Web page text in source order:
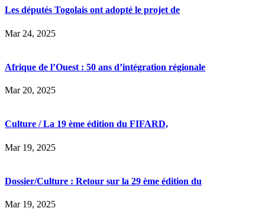
Les députés Togolais ont adopté le projet de
Mar 24, 2025
Afrique de l’Ouest : 50 ans d’intégration régionale
Mar 20, 2025
Culture / La 19 ème édition du FIFARD,
Mar 19, 2025
Dossier/Culture : Retour sur la 29 ème édition du
Mar 19, 2025